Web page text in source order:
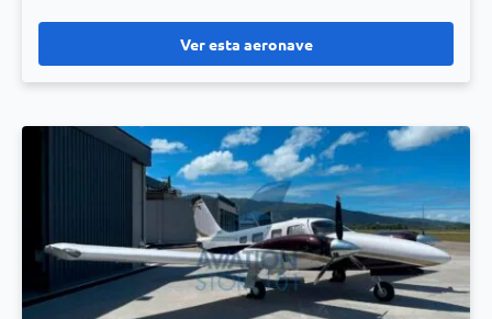
Ver esta aeronave